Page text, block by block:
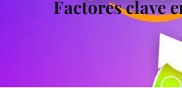
Factores clave